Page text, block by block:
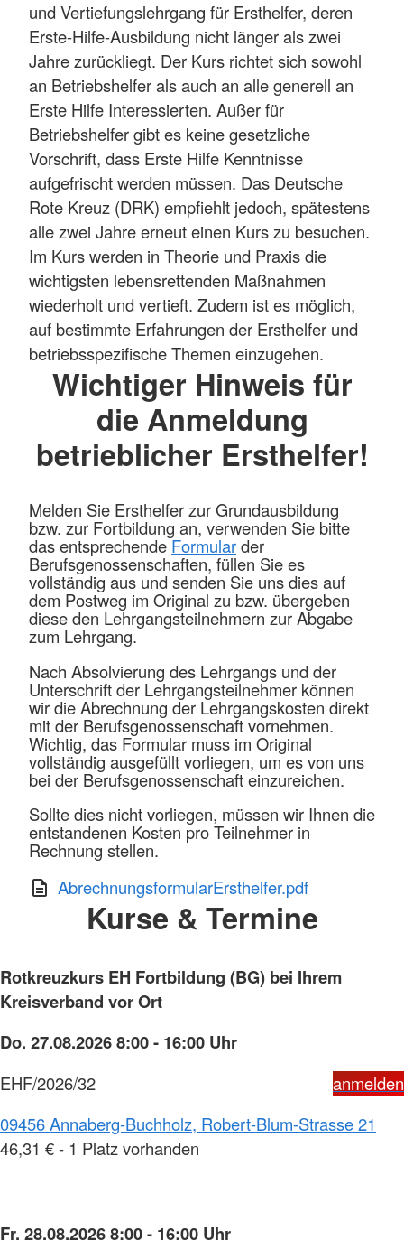
und Vertiefungslehrgang für Ersthelfer, deren
Erste-Hilfe-Ausbildung nicht länger als zwei
Jahre zurückliegt. Der Kurs richtet sich sowohl
an Betriebshelfer als auch an alle generell an
Erste Hilfe Interessierten. Außer für
Betriebshelfer gibt es keine gesetzliche
Vorschrift, dass Erste Hilfe Kenntnisse
aufgefrischt werden müssen. Das Deutsche
Rote Kreuz (DRK) empfiehlt jedoch, spätestens
alle zwei Jahre erneut einen Kurs zu besuchen.
Im Kurs werden in Theorie und Praxis die
wichtigsten lebensrettenden Maßnahmen
wiederholt und vertieft. Zudem ist es möglich,
auf bestimmte Erfahrungen der Ersthelfer und
betriebsspezifische Themen einzugehen.
Wichtiger Hinweis für
die Anmeldung
betrieblicher Ersthelfer!
Melden Sie Ersthelfer zur Grundausbildung
bzw. zur Fortbildung an, verwenden Sie bitte
das entsprechendeFormularder
Berufsgenossenschaften, füllen Sie es
vollständig aus und senden Sie uns dies auf
dem Postweg im Original zu bzw. übergeben
diese den Lehrgangsteilnehmern zur Abgabe
zum Lehrgang.
Nach Absolvierung des Lehrgangs und der
Unterschrift der Lehrgangsteilnehmer können
wir die Abrechnung der Lehrgangskosten direkt
mit der Berufsgenossenschaft vornehmen.
Wichtig, das Formular muss im Original
vollständig ausgefüllt vorliegen, um es von uns
bei der Berufsgenossenschaft einzureichen.
Sollte dies nicht vorliegen, müssen wir Ihnen die
entstandenen Kosten pro Teilnehmer in
Rechnung stellen.
AbrechnungsformularErsthelfer.pdf
Kurse & Termine
Rotkreuzkurs EH Fortbildung (BG) bei Ihrem
Kreisverband vor Ort
Do. 27.08.2026 8:00 - 16:00 Uhr
EHF/2026/32
anmelden
09456 Annaberg-Buchholz, Robert-Blum-Strasse 21
46,31 € - 1 Platz vorhanden
Fr. 28.08.2026 8:00 - 16:00 Uhr